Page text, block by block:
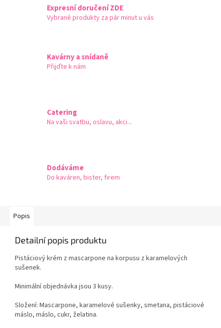
Expresní doručení ZDE
Vybrané produkty za pár minut u vás
Kavárny a snídaně
Přijďte k nám
Catering
Na vaši svatbu, oslavu, akci...
Dodáváme
Do kaváren, bister, firem
Popis
Detailní popis produktu
Pistáciový krém z mascarpone na korpusu z karamelových
sušenek.
Minimální objednávka jsou 3 kusy.
Složení: Mascarpone, karamelové sušenky, smetana, pistáciové
máslo, máslo, cukr, želatina.